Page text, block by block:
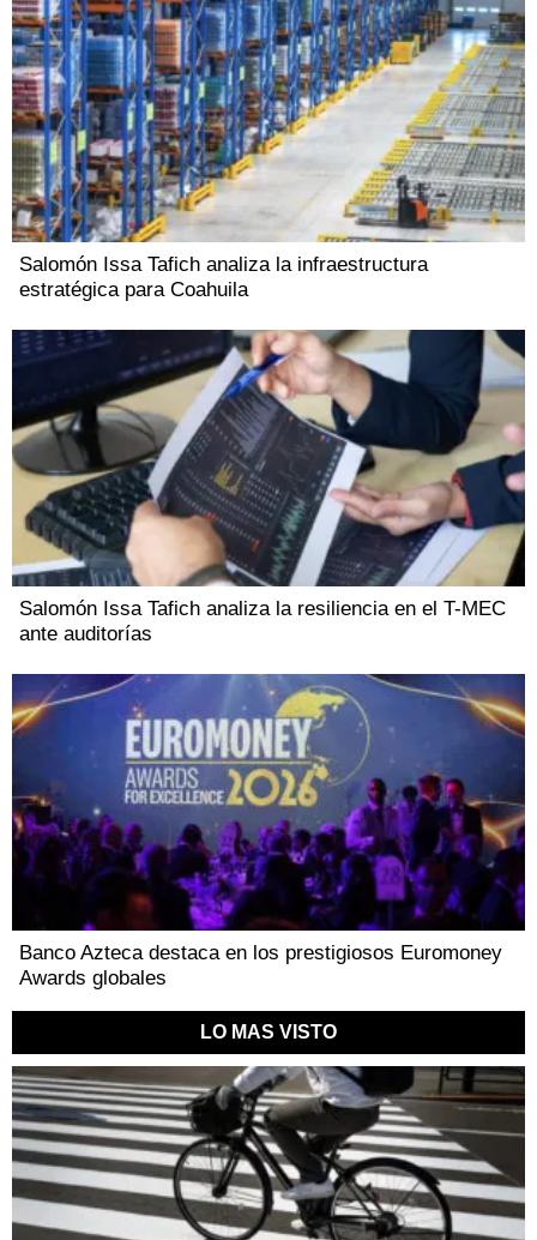
Salomón Issa Tafich analiza la infraestructura
estratégica para Coahuila
Salomón Issa Tafich analiza la resiliencia en el T-MEC
ante auditorías
Banco Azteca destaca en los prestigiosos Euromoney
Awards globales
LO MAS VISTO